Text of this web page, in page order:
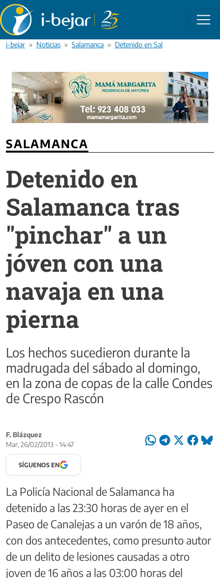
Pasar al contenido principal
i-bejar Noticias Salamanca Detenido en Salamanca tras
SALAMANCA
Detenido en
Salamanca tras
"pinchar" a un
jóven con una
navaja en una
pierna
Los hechos sucedieron durante la
madrugada del sábado al domingo,
en la zona de copas de la calle Condes
de Crespo Rascón
F. Blázquez
Mar, 26/02/2013 - 14:47
SÍGUENOS EN
La Policía Nacional de Salamanca ha
detenido a las 23:30 horas de ayer en el
Paseo de Canalejas a un varón de 18 años,
con dos antecedentes, como presunto autor
de un delito de lesiones causadas a otro
joven de 16 años a las 03:00 horas del